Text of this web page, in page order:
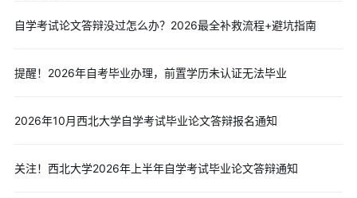
自学考试论文答辩没过怎么办？2026最全补救流程+避坑指南
提醒！2026年自考毕业办理，前置学历未认证无法毕业
2026年10月西北大学自学考试毕业论文答辩报名通知
关注！西北大学2026年上半年自学考试毕业论文答辩通知